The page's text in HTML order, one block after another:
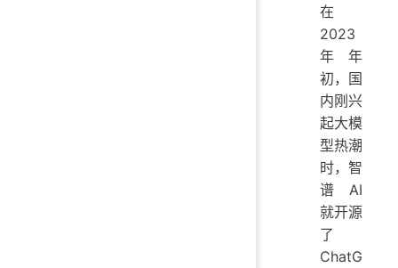
在
2023
年年
初，国
内刚兴
起大模
型热潮
时，智
谱 AI
就开源
了
ChatG